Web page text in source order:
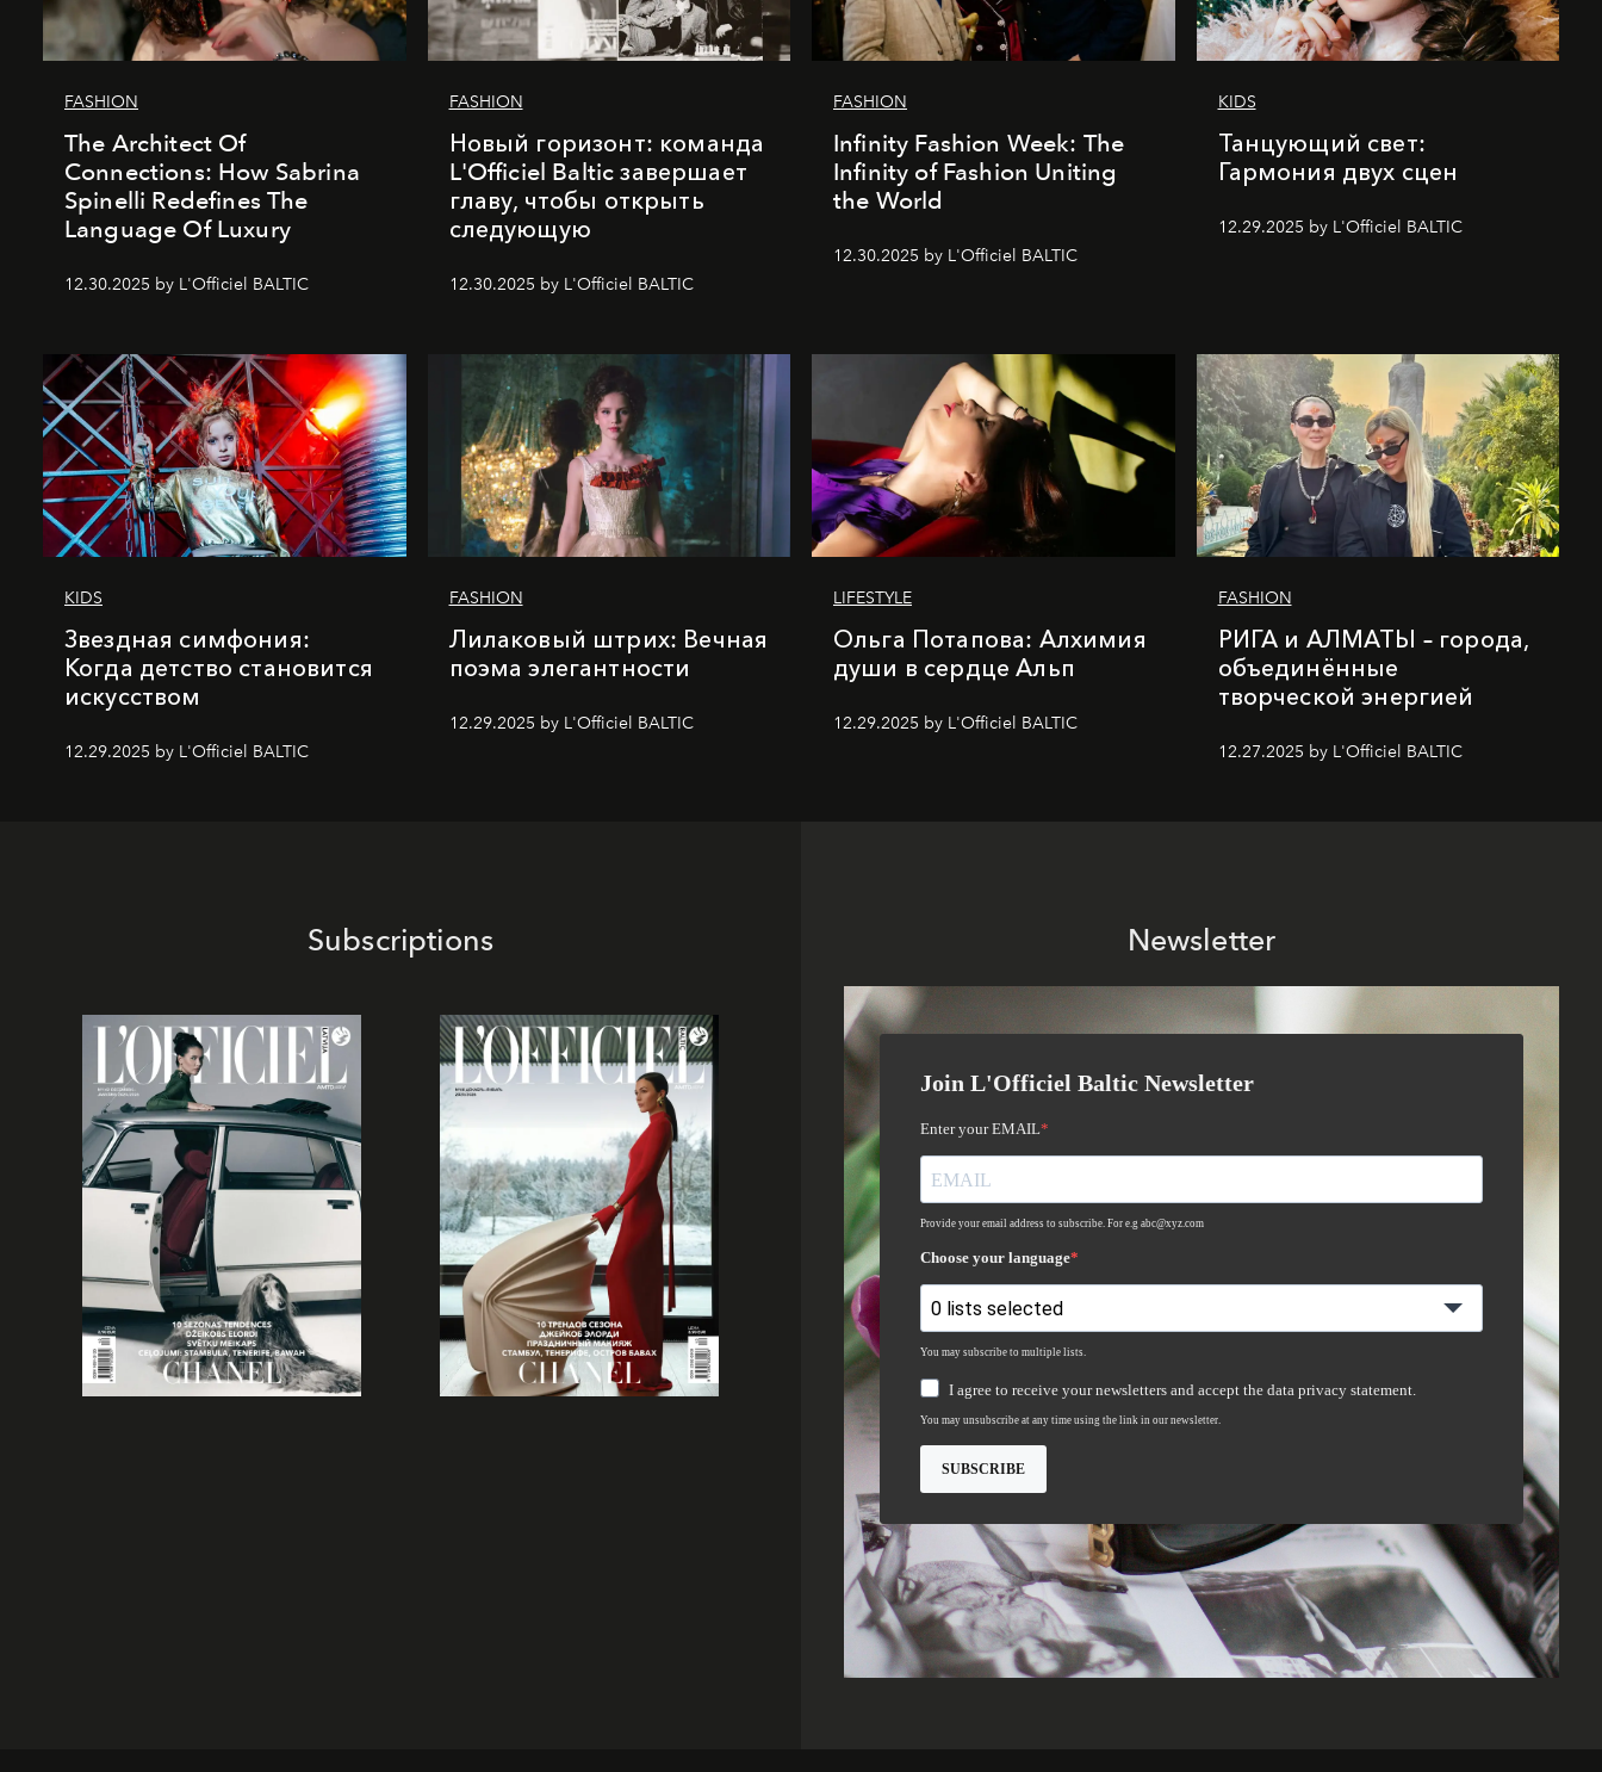
FASHION
The Architect Of
Connections: How Sabrina
Spinelli Redefines The
Language Of Luxury
12.30.2025 by L'Officiel BALTIC
FASHION
Новый горизонт: команда
L'Officiel Baltic завершает
главу, чтобы открыть
следующую
12.30.2025 by L'Officiel BALTIC
FASHION
Infinity Fashion Week: The
Infinity of Fashion Uniting
the World
12.30.2025 by L'Officiel BALTIC
KIDS
Танцующий свет:
Гармония двух сцен
12.29.2025 by L'Officiel BALTIC
KIDS
Звездная симфония:
Когда детство становится
искусством
12.29.2025 by L'Officiel BALTIC
FASHION
Лилаковый штрих: Вечная
поэма элегантности
12.29.2025 by L'Officiel BALTIC
LIFESTYLE
Ольга Потапова: Алхимия
души в сердце Альп
12.29.2025 by L'Officiel BALTIC
FASHION
РИГА и АЛМАТЫ – города,
объединённые
творческой энергией
12.27.2025 by L'Officiel BALTIC
Subscriptions Newsletter